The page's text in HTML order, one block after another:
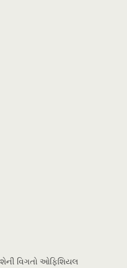
વિગતો ઓફિશિયલ